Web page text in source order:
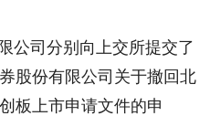
司分别向上交所提交了
股份有限公司关于撤回北
板上市申请文件的申